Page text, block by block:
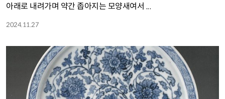
아래로 내려가며 약간 좁아지는 모양새여서 ...
2024.11.27